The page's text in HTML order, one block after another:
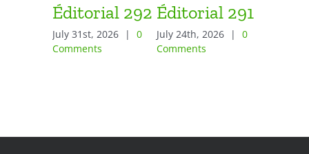
Éditorial 292
July 31st, 2026 |
0
Comments
Éditorial 291
July 24th, 2026 |
0
Comments